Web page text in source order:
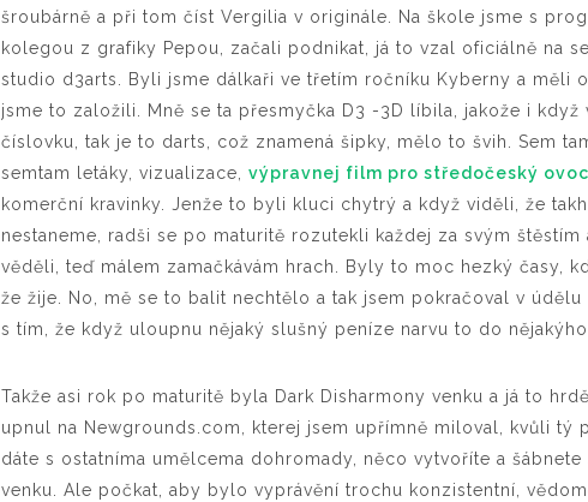
šroubárně a při tom číst Vergilia v originále. Na škole jsme s
kolegou z grafiky Pepou, začali podnikat, já to vzal oficiálně na
studio d3arts. Byli jsme dálkaři ve třetím ročníku Kyberny a měli
jsme to založili. Mně se ta přesmyčka D3 -3D líbila, jakože i když
číslovku, tak je to darts, což znamená šipky, mělo to švih. Sem
semtam letáky, vizualizace, výpravnej film pro středočeský
komerční kravinky. Jenže to byli kluci chytrý a když viděli, že
nestaneme, radši se po maturitě rozutekli každej za svým štěstím
věděli, teď málem zamačkávám hrach. Byly to moc hezký časy,
že žije. No, mě se to balit nechtělo a tak jsem pokračoval v
s tím, že když uloupnu nějaký slušný peníze narvu to do nějakýho
Takže asi rok po maturitě byla Dark Disharmony venku a já to
upnul na Newgrounds.com, kterej jsem upřímně miloval, kvůli tý
dáte s ostatníma umělcema dohromady, něco vytvoříte a
venku. Ale počkat, aby bylo vyprávění trochu konzistentní,